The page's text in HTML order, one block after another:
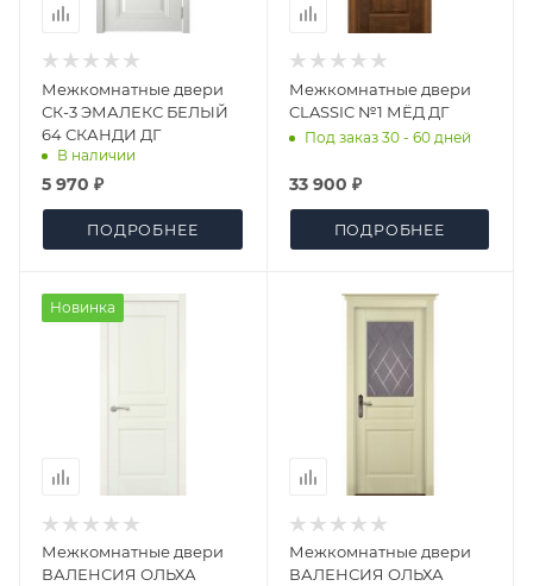
Межкомнатные двери
СК-3 ЭМАЛЕКС БЕЛЫЙ
64 СКАНДИ ДГ
В наличии
5 970 ₽
ПОДРОБНЕЕ
Межкомнатные двери
CLASSIC №1 МЁД ДГ
Под заказ 30 - 60 дней
33 900 ₽
ПОДРОБНЕЕ
Новинка
Межкомнатные двери
ВАЛЕНСИЯ ОЛЬХА
Межкомнатные двери
ВАЛЕНСИЯ ОЛЬХА